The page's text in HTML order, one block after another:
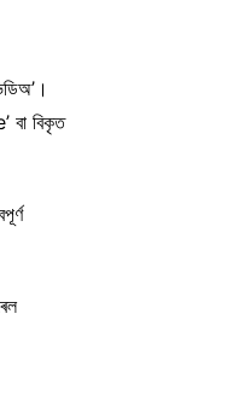
বা বিকৃত